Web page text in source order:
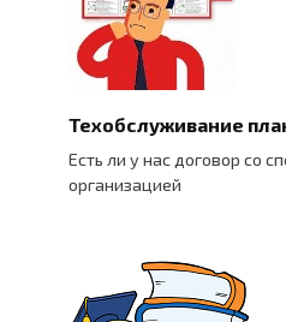
Техобслуживание
Есть ли у нас договор со
организацией